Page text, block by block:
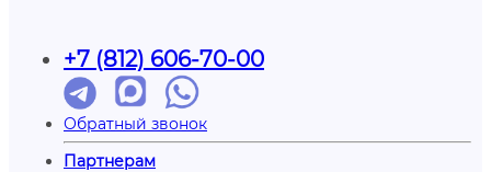
+7 (812) 606-70-00
Обратный звонок
Партнерам